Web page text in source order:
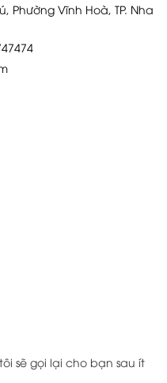
Phường Vĩnh Hoà, TP. Nha
sẽ gọi lại cho bạn sau ít